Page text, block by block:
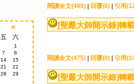
»
五 六
1
7
8
14
15
21
22
28
29
閱讀全文(489) 回覆(0) 引用
[聖嚴大師開示錄]轉
閱讀全文(475) 回覆(0) 引用
[聖嚴大師開示錄]轉